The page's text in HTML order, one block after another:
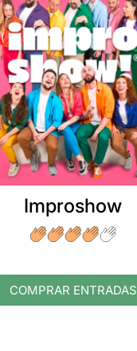
Improshow
COMPRAR ENTRADAS